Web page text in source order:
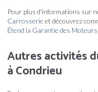
Pour plus d'informations sur
Carrosserie et découvrez
Étend la Garantie des
Autres activités
à Condrieu